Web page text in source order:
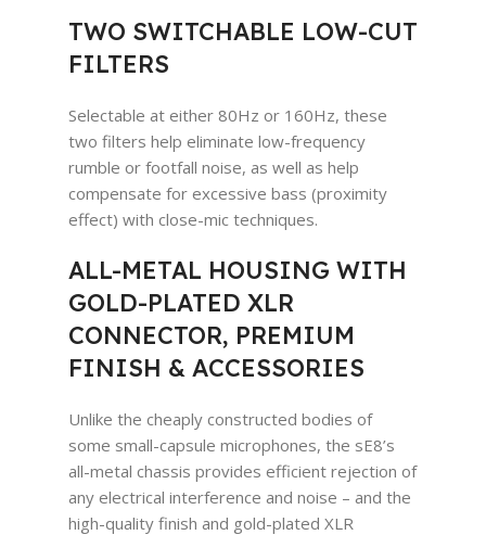
TWO SWITCHABLE LOW-CUT
FILTERS
Selectable at either 80Hz or 160Hz, these
two filters help eliminate low-frequency
rumble or footfall noise, as well as help
compensate for excessive bass (proximity
effect) with close-mic techniques.
ALL-METAL HOUSING WITH
GOLD-PLATED XLR
CONNECTOR, PREMIUM
FINISH & ACCESSORIES
Unlike the cheaply constructed bodies of
some small-capsule microphones, the sE8’s
all-metal chassis provides efficient rejection of
any electrical interference and noise – and the
high-quality finish and gold-plated XLR